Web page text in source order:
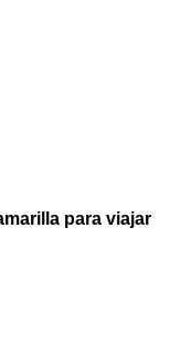
para viajar